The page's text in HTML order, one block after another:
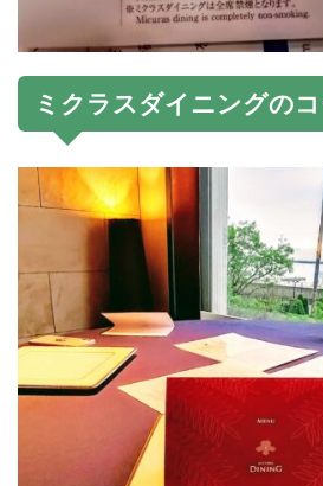
ミクラスダイニングの